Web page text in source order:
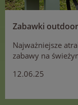
Zabawki
Najważniejsze
zabawy na
12.06.25